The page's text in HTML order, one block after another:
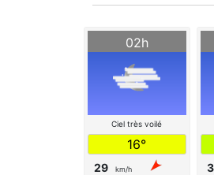
02h
Ciel très voilé
16°
29 km/h